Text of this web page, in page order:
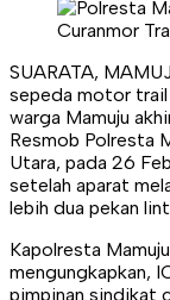
SUARATA,
sepeda motor trail
warga Mamuju
Resmob Polresta
Utara, pada 26
setelah aparat
lebih dua pekan
Kapolresta
mengungkapkan,
pimpinan sindikat